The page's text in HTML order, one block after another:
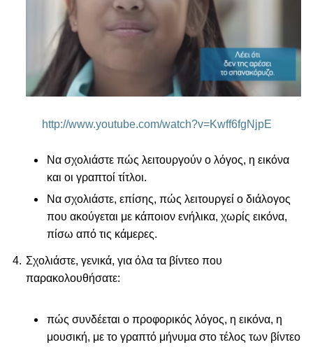
http://www.youtube.com/watch?v=Kwff6fgNjpE
Να σχολιάστε πώς λειτουργούν ο λόγος, η εικόνα
και οι γραπτοί τίτλοι.
Να σχολιάστε, επίσης, πώς λειτουργεί ο διάλογος
που ακούγεται με κάποιον ενήλικα, χωρίς εικόνα,
πίσω από τις κάμερες.
Σχολιάστε, γενικά, για όλα τα βίντεο που
παρακολουθήσατε:
πώς συνδέεται ο προφορικός λόγος, η εικόνα, η
μουσική, με το γραπτό μήνυμα στο τέλος των βίντεο